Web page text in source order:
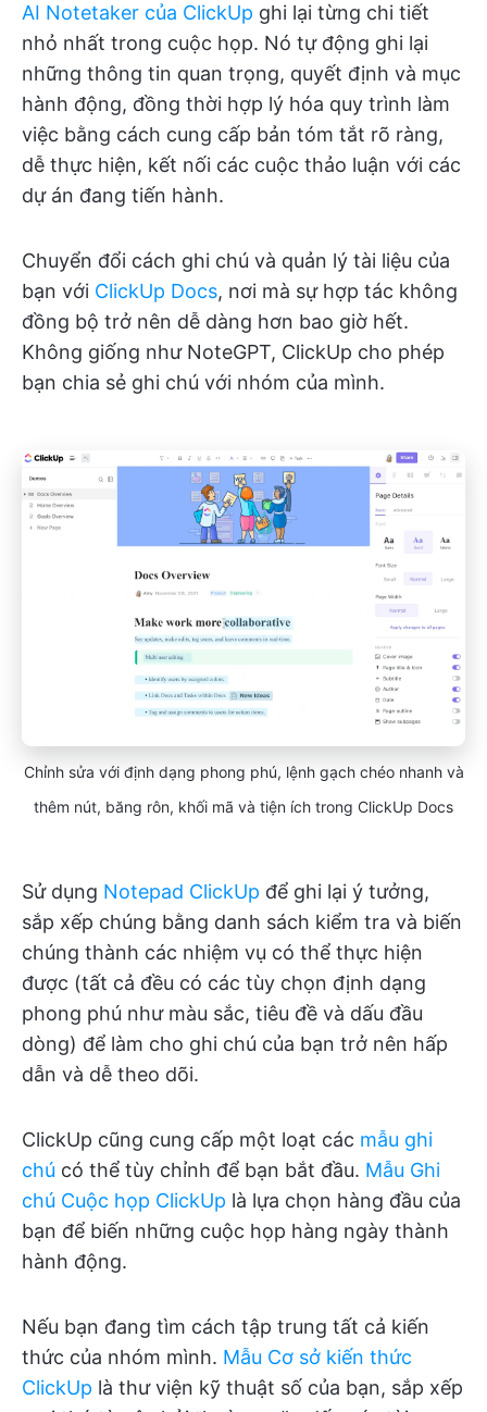
AI Notetaker của ClickUp ghi lại từng chi tiết
nhỏ nhất trong cuộc họp. Nó tự động ghi lại
những thông tin quan trọng, quyết định và mục
hành động, đồng thời hợp lý hóa quy trình làm
việc bằng cách cung cấp bản tóm tắt rõ ràng,
dễ thực hiện, kết nối các cuộc thảo luận với các
dự án đang tiến hành.
Chuyển đổi cách ghi chú và quản lý tài liệu của
bạn với ClickUp Docs, nơi mà sự hợp tác không
đồng bộ trở nên dễ dàng hơn bao giờ hết.
Không giống như NoteGPT, ClickUp cho phép
bạn chia sẻ ghi chú với nhóm của mình.
Chỉnh sửa với định dạng phong phú, lệnh gạch chéo nhanh và
thêm nút, băng rôn, khối mã và tiện ích trong ClickUp Docs
Sử dụng Notepad ClickUp để ghi lại ý tưởng,
sắp xếp chúng bằng danh sách kiểm tra và biến
chúng thành các nhiệm vụ có thể thực hiện
được (tất cả đều có các tùy chọn định dạng
phong phú như màu sắc, tiêu đề và dấu đầu
dòng) để làm cho ghi chú của bạn trở nên hấp
dẫn và dễ theo dõi.
ClickUp cũng cung cấp một loạt các mẫu ghi
chú có thể tùy chỉnh để bạn bắt đầu. Mẫu Ghi
chú Cuộc họp ClickUp là lựa chọn hàng đầu của
bạn để biến những cuộc họp hàng ngày thành
hành động.
Nếu bạn đang tìm cách tập trung tất cả kiến
thức của nhóm mình. Mẫu Cơ sở kiến thức
ClickUp là thư viện kỹ thuật số của bạn, sắp xếp